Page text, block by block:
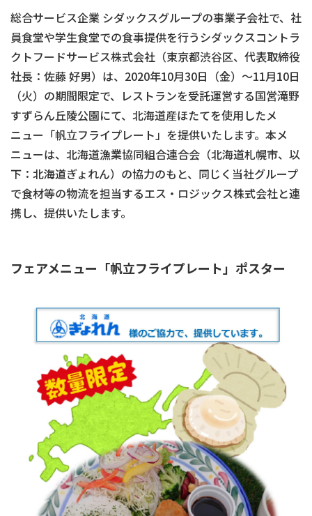
総合サービス企業 シダックスグループの事業子会社で、社
員食堂や学生食堂での食事提供を行うシダックスコントラ
クトフードサービス株式会社（東京都渋谷区、代表取締役
社長：佐藤 好男）は、2020年10月30日（金）～11月10日
（火）の期間限定で、レストランを受託運営する国営滝野
すずらん丘陵公園にて、北海道産ほたてを使用したメ
ニュー「帆立フライプレート」を提供いたします。本メ
ニューは、北海道漁業協同組合連合会（北海道札幌市、以
下：北海道ぎょれん）の協力のもと、同じく当社グループ
で食材等の物流を担当するエス・ロジックス株式会社と連
携し、提供いたします。
フェアメニュー「帆立フライプレート」ポスター